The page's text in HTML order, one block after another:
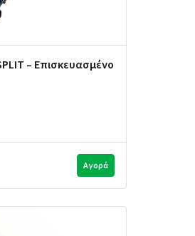
– Επισκευασμένο
Αγορά